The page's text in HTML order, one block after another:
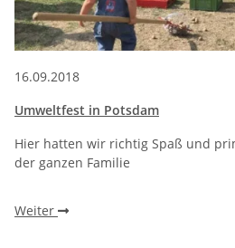
16.09.2018
Umweltfest in Potsdam
Hier hatten wir richtig Spaß und
der ganzen Familie
Weiter